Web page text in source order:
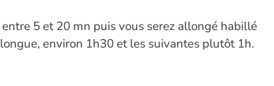
5 et 20 mn puis vous serez allongé habillé
environ 1h30 et les suivantes plutôt 1h.